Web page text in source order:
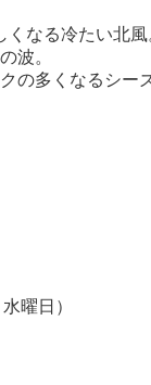
なる冷たい北風
波。
の多くなるシー
曜日）